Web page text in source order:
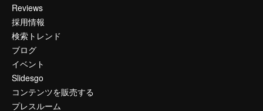
Reviews
採用情報
検索トレンド
ブログ
イベント
Slidesgo
コンテンツを販売する
プレスルーム